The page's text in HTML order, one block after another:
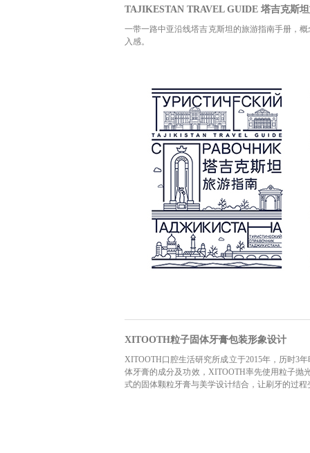
TAJIKESTAN TRAVEL GUIDE 塔吉克斯
一带一路中亚沿线塔吉克斯坦的旅游指南手册，
入感。
XITOOTH粒子固体牙膏包装形象设计
XITOOTH口腔生活研究所成立于2015年，历时3
体牙膏的成分及功效，XITOOTH率先使用粒子抛
式的固体颗粒牙膏与美学设计结合，让刷牙的过